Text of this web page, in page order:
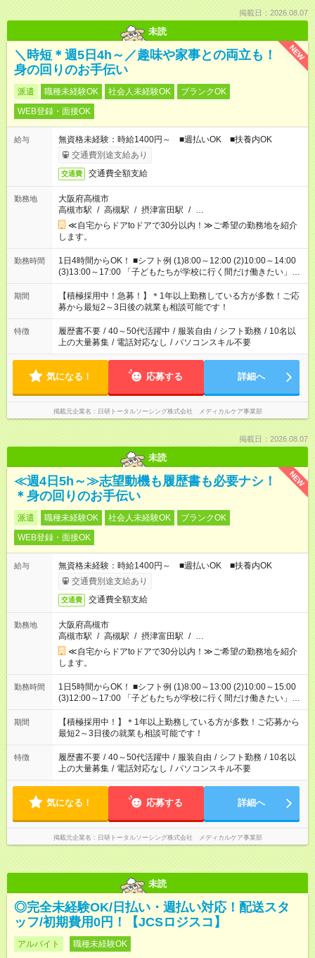
掲載日：2026.08.07
未読
NEW
＼時短＊週5日4h～／趣味や家事との両立も！
身の回りのお手伝い
派遣 職種未経験OK 社会人未経験OK
ブランクOK
WEB登録・面接OK
給与
無資格未経験：時給1400円～ ■週払いOK ■扶養内OK
交通費別途支給あり
交通費 交通費全額支給
勤務地
大阪府高槻市
高槻市駅 / 高槻駅 / 摂津富田駅 / …
≪自宅からドアtoドアで30分以内！≫ご希望の勤務地を紹介
します。
勤務時間
1日4時間からOK！ ■シフト例 (1)8:00～12:00 (2)10:00～14:00
(3)13:00～17:00 「子どもたちが学校に行く間だけ働きたい」
「余裕を持って夕飯の準備がしたい」 「午前中は働いて、午後
はプライベートの時間にしたい」 など、ご希望を教えてくださ
いね。 ※Wワーク希望の方へ 今ご覧のお仕事で希望する勤務時
間と、もう1つのお仕事の勤務時間。 合計で週40時間を超える
場合は応募できません。
期間
【積極採用中！急募！】＊1年以上勤務している方が多数！ご応
募から最短2～3日後の就業も相談可能です！
特徴 履歴書不要 / 40～50代活躍中 / 服装自由 / シフト勤務 / 10名以
上の大量募集 / 電話対応なし / パソコンスキル不要
気になる！ 応募する 詳細へ
掲載元企業名 日研トータルソーシング株式会社 メディカルケア事業部
掲載日：2026.08.07
未読
NEW
≪週4日5h～≫志望動機も履歴書も必要ナシ！
＊身の回りのお手伝い
派遣 職種未経験OK 社会人未経験OK
ブランクOK
WEB登録・面接OK
給与
無資格未経験：時給1400円～ ■週払いOK ■扶養内OK
交通費別途支給あり
交通費 交通費全額支給
勤務地
大阪府高槻市
高槻市駅 / 高槻駅 / 摂津富田駅 / …
≪自宅からドアtoドアで30分以内！≫ご希望の勤務地を紹介
します。
勤務時間
1日5時間からOK！ ■シフト例 (1)8:00～13:00 (2)10:00～15:00
(3)12:00～17:00 「子どもたちが学校に行く間だけ働きたい」
「余裕を持って夕飯の準備がしたい」 「午前中は働いて、午後
はプライベートの時間にしたい」 など、ご希望を教えてくださ
いね。 ※Wワーク希望の方へ 今ご覧のお仕事で希望する勤務時
間と、もう1つのお仕事の勤務時間。 合計で週40時間を超える
場合は応募できません。
期間
【積極採用中！】＊1年以上勤務している方が多数！ご応募から
最短2～3日後の就業も相談可能です！
特徴 履歴書不要 / 40～50代活躍中 / 服装自由 / シフト勤務 / 10名以
上の大量募集 / 電話対応なし / パソコンスキル不要
気になる！ 応募する 詳細へ
掲載元企業名 日研トータルソーシング株式会社 メディカルケア事業部
未読
◎完全未経験OK/日払い・週払い対応！配送スタ
ッフ/初期費用0円！【JCSロジスコ】
アルバイト 職種未経験OK